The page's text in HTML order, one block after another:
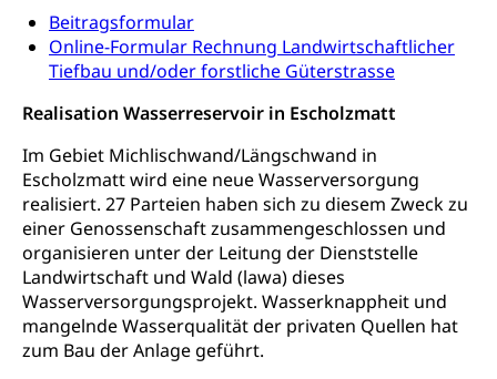
Beitragsformular
Online-Formular Rechnung Landwirtschaftlicher
Tiefbau und/oder forstliche Güterstrasse
Realisation Wasserreservoir in Escholzmatt
Im Gebiet Michlischwand/Längschwand in
Escholzmatt wird eine neue Wasserversorgung
realisiert. 27 Parteien haben sich zu diesem Zweck zu
einer Genossenschaft zusammengeschlossen und
organisieren unter der Leitung der Dienststelle
Landwirtschaft und Wald (lawa) dieses
Wasserversorgungsprojekt. Wasserknappheit und
mangelnde Wasserqualität der privaten Quellen hat
zum Bau der Anlage geführt.
Ergänzungsleistungen (EL) (WAS Luzern)
AHV-Altersrente (WAS Luzern)
IV-Leistungen (WAS Luzern)
Menschen mit Behinderungen
Kultur und Medien
Archive und Bibliotheken
Staatsarchiv Luzern
Zentral- und Hochschulbibliothek
Archiv der Denkmalpflege
Kulturelle Einrichtungen
Museen, Theater, Bibliotheken
Dienststelle Kultur
Kunst & Kultur (Luzern Tourismus)
Kulturförderung
Kulturpolitik, Sprachförderung, Denkmalpflege,
kulturelles Angebot, Kulturerbe, kulturelles Erbe,
Nachwuchsförderung, Vermittlung, Selektive